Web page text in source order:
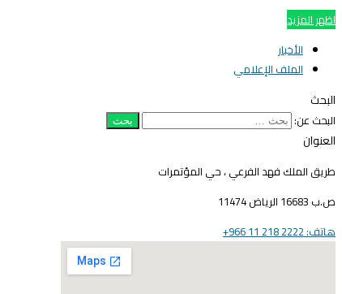
اظهر المزيد
الأخبار
الملف الإعلامي
البحث
البحث عن:
العنوان
طريق الملك فهد الفرعي ، حي المؤتمرات
ص.ب 16683 الرياض 11474
هاتف: 2222 218 11 966+